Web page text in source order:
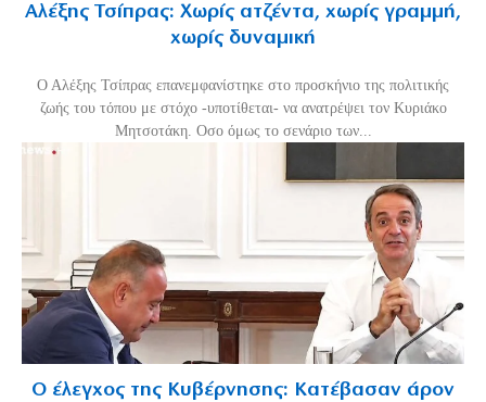
Αλέξης Τσίπρας: Χωρίς ατζέντα, χωρίς γραμμή,
χωρίς δυναμική
Ο Αλέξης Τσίπρας επανεμφανίστηκε στο προσκήνιο της πολιτικής
ζωής του τόπου με στόχο -υποτίθεται- να ανατρέψει τον Κυριάκο
Μητσοτάκη. Οσο όμως το σενάριο των...
Ο έλεγχος της Κυβέρνησης: Κατέβασαν άρον